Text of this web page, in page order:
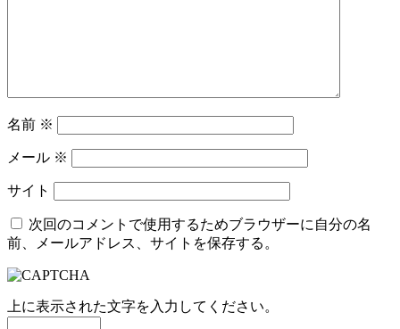
名前 ※
メール ※
サイト
次回のコメントで使用するためブラウザーに自分の名
前、メールアドレス、サイトを保存する。
上に表示された文字を入力してください。